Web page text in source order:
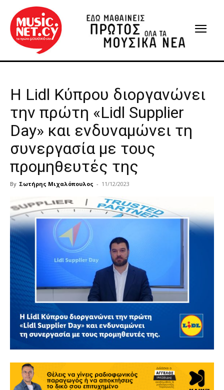
Η Lidl Κύπρου διοργανώνει
την πρώτη «Lidl Supplier
Day» και ενδυναμώνει τη
συνεργασία με τους
προμηθευτές της
By Σωτήρης Μιχαλόπουλος - 11/12/2023